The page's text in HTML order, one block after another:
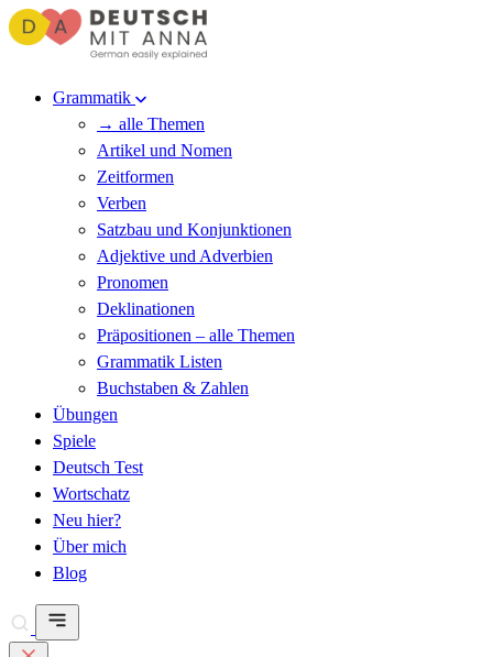
Grammatik
→ alle Themen
Artikel und Nomen
Zeitformen
Verben
Satzbau und Konjunktionen
Adjektive und Adverbien
Pronomen
Deklinationen
Präpositionen – alle Themen
Grammatik Listen
Buchstaben & Zahlen
Übungen
Spiele
Deutsch Test
Wortschatz
Neu hier?
Über mich
Blog